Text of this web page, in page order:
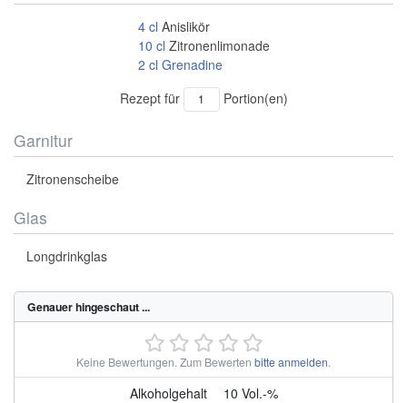
4 cl Anislikör
10 cl Zitronenlimonade
2 cl Grenadine
Rezept für
Portion(en)
Garnitur
Zitronenscheibe
Glas
Longdrinkglas
Genauer hingeschaut ...
Keine Bewertungen. Zum Bewerten bitte anmelden.
Alkoholgehalt
10 Vol.-%